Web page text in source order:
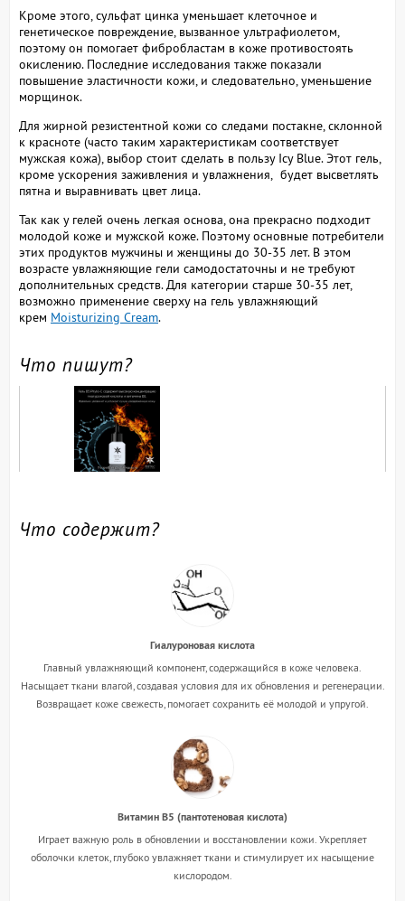
Кроме этого, сульфат цинка уменьшает клеточное и
генетическое повреждение, вызванное ультрафиолетом,
поэтому он помогает фибробластам в коже противостоять
окислению. Последние исследования также показали
повышение эластичности кожи, и следовательно, уменьшение
морщинок.
Для жирной резистентной кожи со следами постакне, склонной
к красноте (часто таким характеристикам соответствует
мужская кожа), выбор стоит сделать в пользу Icy Blue. Этот гель,
кроме ускорения заживления и увлажнения, будет высветлять
пятна и выравнивать цвет лица.
Так как у гелей очень легкая основа, она прекрасно подходит
молодой коже и мужской коже. Поэтому основные потребители
этих продуктов мужчины и женщины до 30-35 лет. В этом
возрасте увлажняющие гели самодостаточны и не требуют
дополнительных средств. Для категории старше 30-35 лет,
возможно применение сверху на гель увлажняющий
крем Moisturizing Cream.
Что пишут?
Что содержит?
Гиалуроновая кислота
Главный увлажняющий компонент, содержащийся в коже человека.
Насыщает ткани влагой, создавая условия для их обновления и регенерации.
Возвращает коже свежесть, помогает сохранить её молодой и упругой.
Витамин B5 (пантотеновая кислота)
Играет важную роль в обновлении и восстановлении кожи. Укрепляет
оболочки клеток, глубоко увлажняет ткани и стимулирует их насыщение
кислородом.